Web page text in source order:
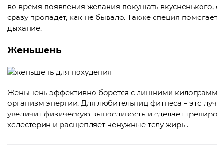
во время появления желания покушать
сразу пропадет, как не бывало. Также специя
дыхание.
Женьшень
Женьшень эффективно борется с лишними
организм энергии. Для любительниц фитнеса – это
увеличит физическую выносливость и сделает
холестерин и расщепляет ненужные телу жиры.